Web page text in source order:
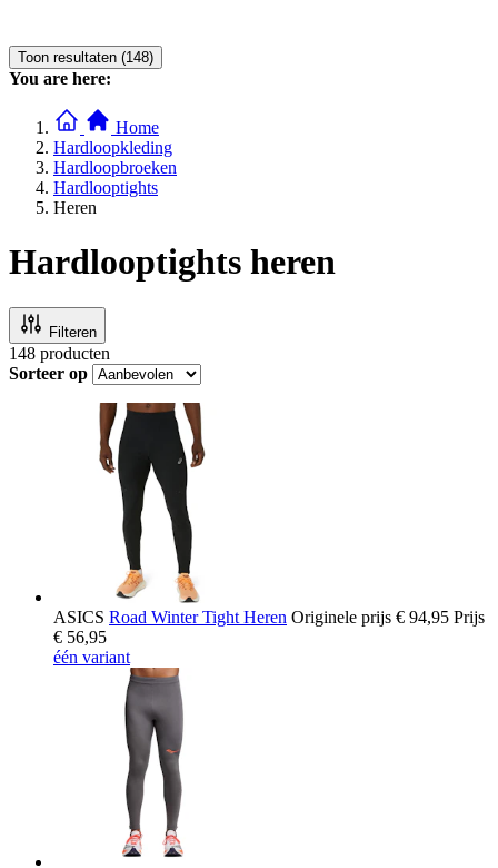
Toon resultaten (148)
You are here:
Home
Hardloopkleding
Hardloopbroeken
Hardlooptights
Heren
Hardlooptights heren
Filteren
148 producten
Sorteer op
ASICS Road Winter Tight Heren Originele prijs € 94,95 Prijs
€ 56,95
één variant